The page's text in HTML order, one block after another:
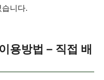
니다.
용방법 – 직접 배